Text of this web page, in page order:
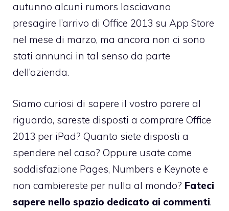
autunno alcuni rumors lasciavano
presagire l’arrivo di Office 2013 su App Store
nel mese di marzo, ma ancora non ci sono
stati annunci in tal senso da parte
dell’azienda.
Siamo curiosi di sapere il vostro parere al
riguardo, sareste disposti a comprare Office
2013 per iPad? Quanto siete disposti a
spendere nel caso? Oppure usate come
soddisfazione Pages, Numbers e Keynote e
non cambiereste per nulla al mondo? Fateci
sapere nello spazio dedicato ai commenti.